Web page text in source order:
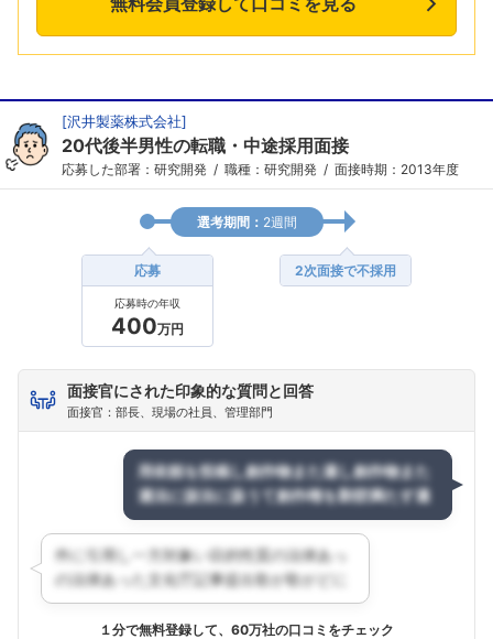
[沢井製薬株式会社]
20代後半男性の転職・中途採用面接
応募した部署：研究開発 職種：研究開発 面接時期：2013年度
選考期間： 2週間
応募
応募時の年収
400万円
2次面接で不採用
面接官にされた印象的な質問と回答
面接官：部長、現場の社員、管理部門
１分で無料登録して、60万社の口コミをチェック